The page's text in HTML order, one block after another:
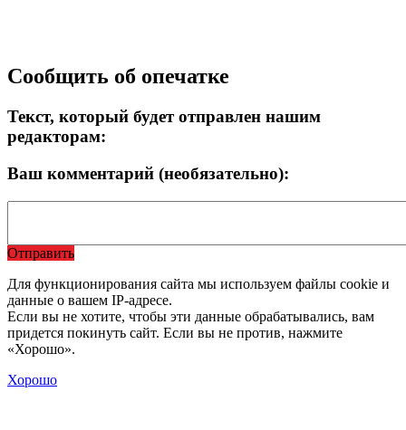
Сообщить об опечатке
Текст, который будет отправлен нашим
редакторам:
Ваш комментарий (необязательно):
Отправить
Для функционирования сайта мы используем файлы cookie и
данные о вашем IP-адресе.
Если вы не хотите, чтобы эти данные обрабатывались, вам
придется покинуть сайт. Если вы не против, нажмите
«Хорошо».
Хорошо